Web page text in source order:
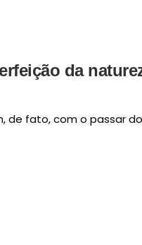
da
de fato, com o passar